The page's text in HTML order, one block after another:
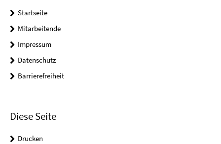
Startseite
Mitarbeitende
Impressum
Datenschutz
Barrierefreiheit
Diese Seite
Drucken